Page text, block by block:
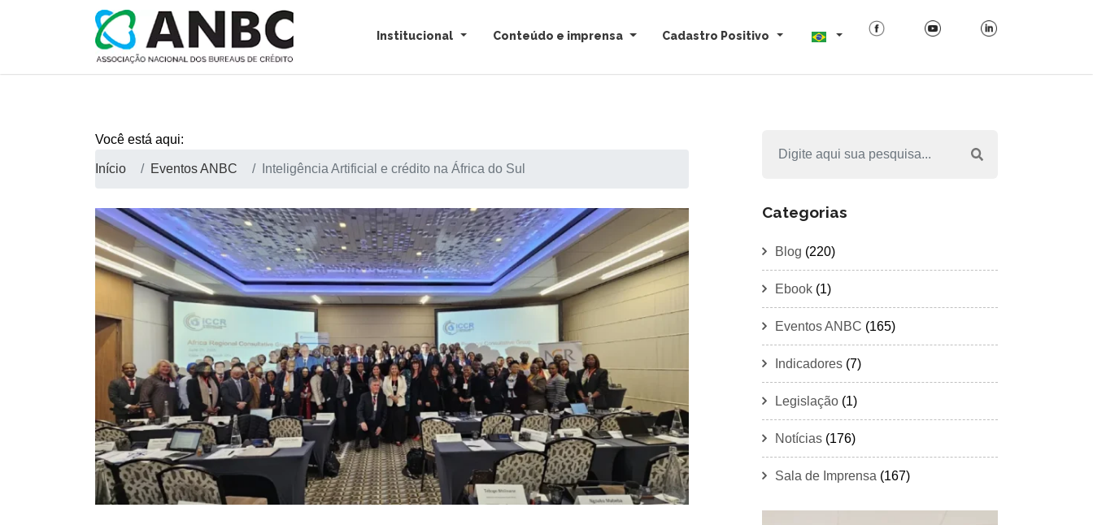
Institucional Conteúdo e imprensa Cadastro Positivo
Você está aqui:
Início Eventos ANBC Inteligência Artificial e crédito na África do Sul
Categorias
Blog (220)
Ebook (1)
Eventos ANBC (165)
Indicadores (7)
Legislação (1)
Notícias (176)
Sala de Imprensa (167)